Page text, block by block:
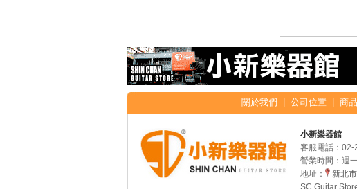
關於我們 公司位置 商
小新樂器館
客服電話： 02-
營業時間：週
地址：
新北
SC Guitar